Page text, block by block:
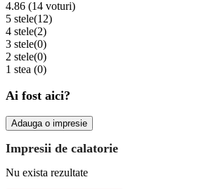
4.86 (14 voturi)
5 stele(12)
4 stele(2)
3 stele(0)
2 stele(0)
1 stea (0)
Ai fost aici?
Adauga o impresie
Impresii de calatorie
Nu exista rezultate